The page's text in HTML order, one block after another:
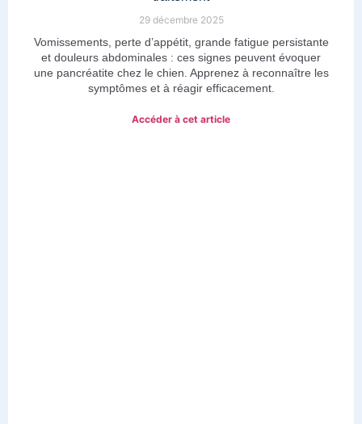
29 décembre 2025
Vomissements, perte d’appétit, grande fatigue persistante
et douleurs abdominales : ces signes peuvent évoquer
une pancréatite chez le chien. Apprenez à reconnaître les
symptômes et à réagir efficacement.
Accéder à cet article